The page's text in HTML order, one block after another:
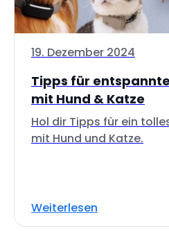
19. Dezember 2024
Tipps für
mit Hund & Katze
Hol dir Tipps für ein
mit Hund und Katze.
Weiterlesen